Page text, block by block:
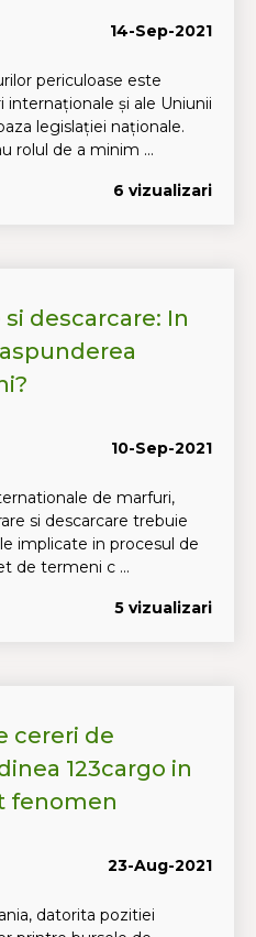
14-Sep-2021
periculoase este
și ale Uniunii
legislației naționale.
rolul de a minim ...
6 vizualizari
descarcare: In
10-Sep-2021
de marfuri,
si descarcare trebuie
implicate in procesul de
de termeni c ...
5 vizualizari
cereri de
123cargo in
fenomen
23-Aug-2021
datorita pozitiei